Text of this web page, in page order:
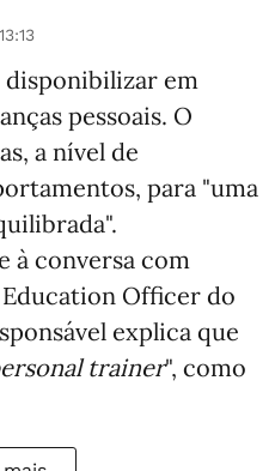
disponibilizar em
pessoais. O
a nível de
para "uma
à conversa com
Officer do
explica que
trainer", como